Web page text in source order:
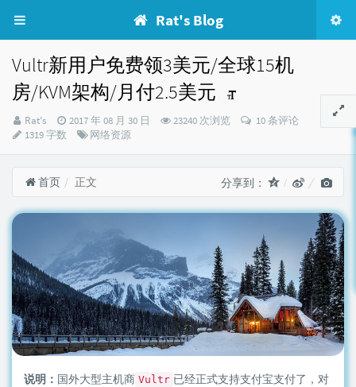
Rat's Blog
Vultr新用户免费领3美元/全球15机
房/KVM架构/月付2.5美元
博
主：
Rat's
发
布
2017 年 08 月 30 日 23240 次浏览
10 条评论
1319 字数
分
网络资源
首页 正文 分享到：
说明： 国外大型主机商 Vultr 已经正式支持支付宝支付了，对